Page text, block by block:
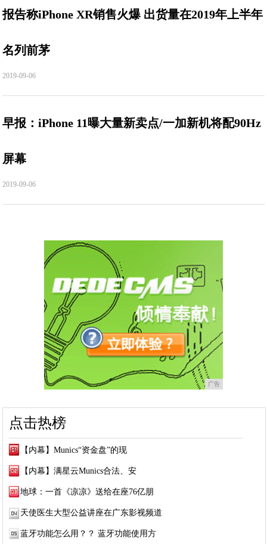
报告称iPhone XR销售火爆 出货量在2019年上半年
名列前茅
2019-09-06
早报：iPhone 11曝大量新卖点/一加新机将配90Hz
屏幕
2019-09-06
广告
点击热榜
【内幕】Munics“资金盘”的现
【内幕】满星云Munics合法、安
地球：一首《凉凉》送给在座76亿朋
天使医生大型公益讲座在广东影视频道
蓝牙功能怎么用？？ 蓝牙功能使用方